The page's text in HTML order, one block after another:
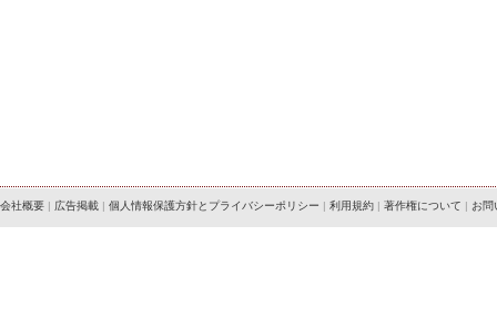
会社概要 | 広告掲載 | 個人情報保護方針とプライバシーポリシー | 利用規約 | 著作権について | お問